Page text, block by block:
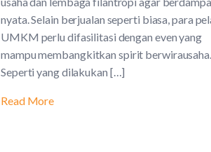
nyata. Selain berjualan seperti biasa, para
UMKM perlu difasilitasi dengan even yang
mampu membangkitkan spirit berwirausaha.
Seperti yang dilakukan […]
Read More